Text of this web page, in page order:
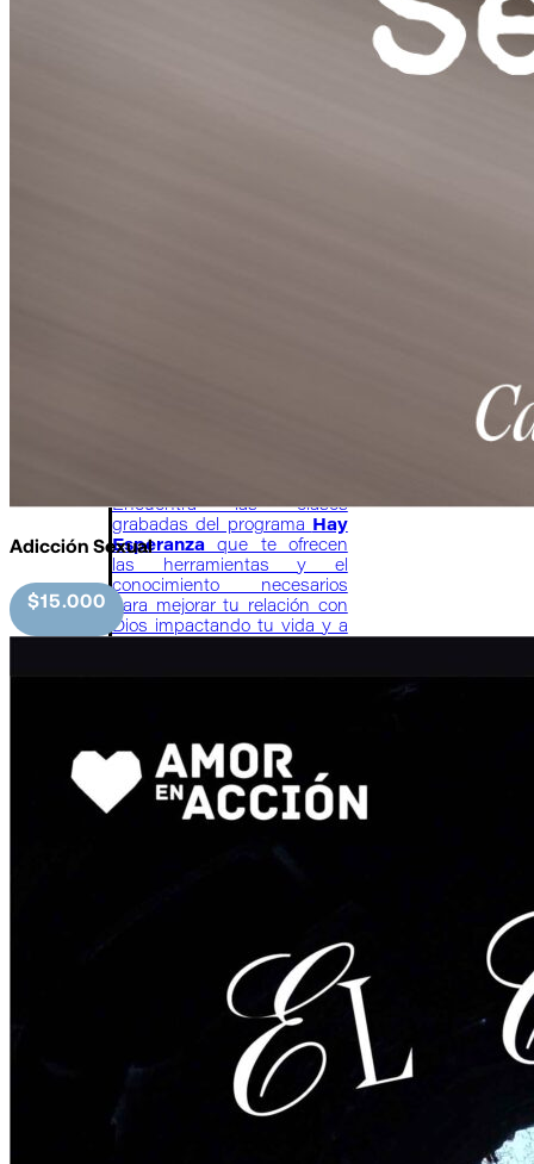
Encuentra las clases
grabadas del programa Hay
Esperanza que te ofrecen
las herramientas y el
conocimiento necesarios
para mejorar tu relación con
Dios impactando tu vida y a
Descubre los libros del
programa
Hay Esperanza
diseñados para darte
herramientas y conocimiento
Sembrando Esperanza
Adicción Sexual
$15.000